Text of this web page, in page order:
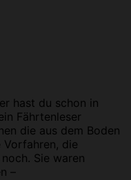
hast du schon in
Fährtenleser
die aus dem Boden
Vorfahren, die
Sie waren
–